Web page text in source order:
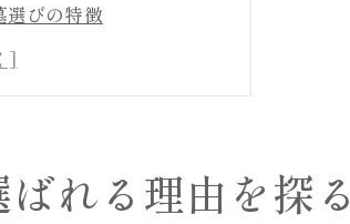
選びの特徴
古河市の関係
現代のニーズ
古河市の取り組み
田のお墓選びの秘訣
れる理由を探る